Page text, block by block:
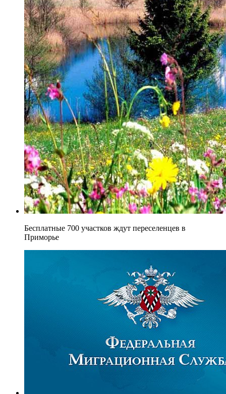
Бесплатные 700 участков ждут переселенцев в
Приморье